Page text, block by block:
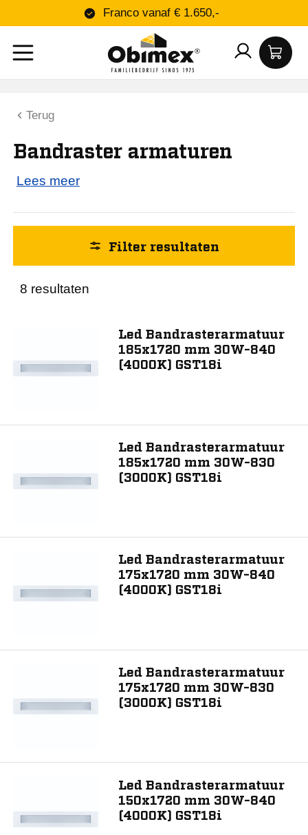
Franco vanaf € 1.650,-
Terug
Bandraster armaturen
Lees meer
Filter resultaten
Kleur
4000K
1720
Breedte (mm)
100
Toon 8 resultaat
8 resultaten
Led Bandrasterarmatuur
185x1720 mm 30W-840
(4000K) GST18i
Led Bandrasterarmatuur
185x1720 mm 30W-830
(3000K) GST18i
Led Bandrasterarmatuur
175x1720 mm 30W-840
(4000K) GST18i
Led Bandrasterarmatuur
175x1720 mm 30W-830
(3000K) GST18i
Led Bandrasterarmatuur
150x1720 mm 30W-840
(4000K) GST18i